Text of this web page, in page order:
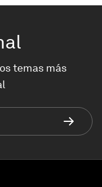
temas más